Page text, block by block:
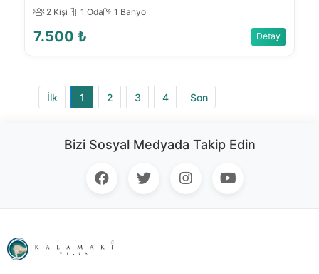
2 Kişi
1 Oda 1 Banyo
7.500 ₺ Detay
İlk 1 2 3 4 Son
Bizi Sosyal Medyada Takip Edin